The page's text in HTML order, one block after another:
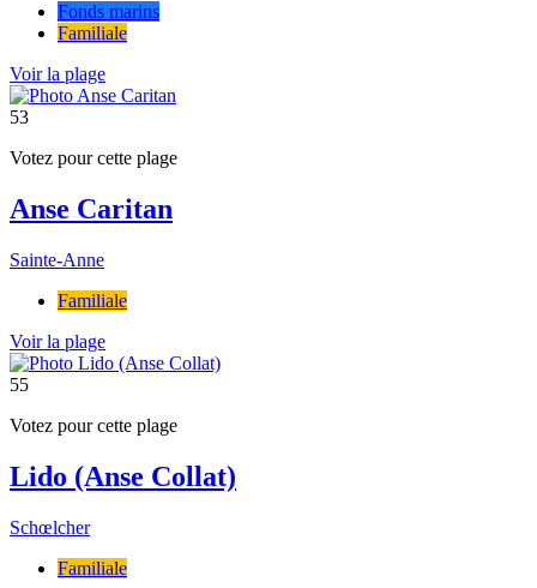
Fonds marins
Familiale
Voir la plage
53
Votez pour cette plage
Anse Caritan
Sainte-Anne
Familiale
Voir la plage
55
Votez pour cette plage
Lido (Anse Collat)
Schœlcher
Familiale